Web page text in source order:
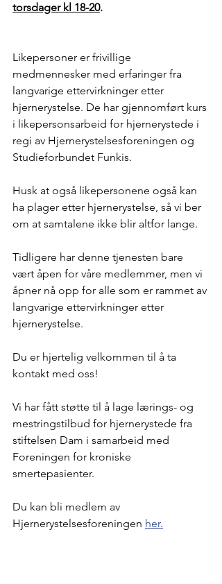
torsdager kl 18-20.
Likepersoner er frivillige
medmennesker med erfaringer fra
langvarige ettervirkninger etter
hjernerystelse. De har gjennomført kurs
i likepersonsarbeid for hjernerystede i
regi av Hjernerystelsesforeningen og
Studieforbundet Funkis.
Husk at også likepersonene også kan
ha plager etter hjernerystelse, så vi ber
om at samtalene ikke blir altfor lange.
Tidligere har denne tjenesten bare
vært åpen for våre medlemmer, men vi
åpner nå opp for alle som er rammet av
langvarige ettervirkninger etter
hjernerystelse.
Du er hjertelig velkommen til å ta
kontakt med oss!
Vi har fått støtte til å lage lærings- og
mestringstilbud for hjernerystede fra
stiftelsen Dam i samarbeid med
Foreningen for kroniske
smertepasienter.
Du kan bli medlem av
Hjernerystelsesforeningen her.